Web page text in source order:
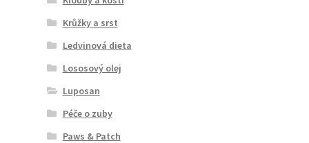
Krůžky a srst
Ledvinová dieta
Lososový olej
Luposan
Péče o zuby
Paws & Patch